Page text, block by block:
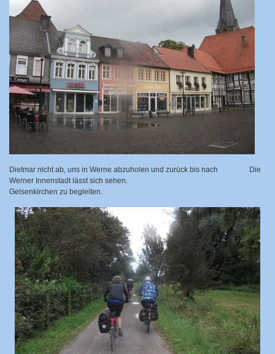
Dietmar nicht ab, uns in Werne abzuholen und zurück bis nach
Die
Werner Innenstadt lässt sich sehen.
Gelsenkirchen zu begleiten.